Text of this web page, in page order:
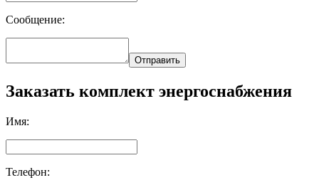
Сообщение:
Отправить
Заказать комплект энергоснабжения
Имя:
Телефон: